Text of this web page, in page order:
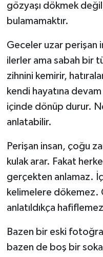
gözyaşı dökmek
bulamamaktır.
Geceler uzar perişan
ilerler ama sabah bir
zihnini kemirir,
kendi hayatına devam
içinde dönüp durur.
anlatabilir.
Perişan insan, çoğu
kulak arar. Fakat
gerçekten anlamaz.
kelimelere dökemez.
anlatıldıkça
Bazen bir eski
bazen de boş bir